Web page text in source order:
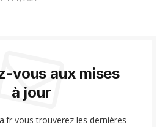
vous aux mises
à jour
vous trouverez les dernières